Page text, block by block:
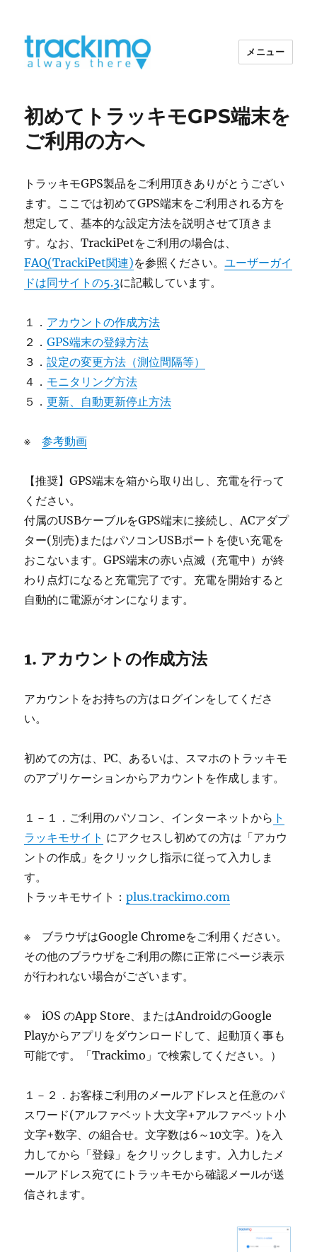
メニュー
初めてトラッキモGPS端末を
ご利用の方へ
トラッキモGPS製品をご利用頂きありがとうござい
ます。ここでは初めてGPS端末をご利用される方を
想定して、基本的な設定方法を説明させて頂きま
す。なお、TrackiPetをご利用の場合は、
FAQ(TrackiPet関連)を参照ください。ユーザーガイ
ドは同サイトの5.3に記載しています。
１． アカウントの作成方法
２．GPS端末の登録方法
３．設定の変更方法（測位間隔等）
４． モニタリング方法
５．更新、自動更新停止方法
※参考動画
【推奨】GPS端末を箱から取り出し、充電を行って
ください。
付属のUSBケーブルをGPS端末に接続し、ACアダプ
ター(別売)またはパソコンUSBポートを使い充電を
おこないます。GPS端末の赤い点滅（充電中）が終
わり点灯になると充電完了です。充電を開始すると
自動的に電源がオンになります。
1. アカウントの作成方法
アカウントをお持ちの方はログインをしてくださ
い。
初めての方は、PC、あるいは、スマホのトラッキモ
のアプリケーションからアカウントを作成します。
１－１．ご利用のパソコン、インターネットから ト
ラッキモサイト にアクセスし初めての方は「アカウ
ントの作成」をクリックし指示に従って入力しま
す。
トラッキモサイト：plus.trackimo.com
※ ブラウザはGoogle Chromeをご利用ください。
その他のブラウザをご利用の際に正常にページ表示
が行われない場合がございます。
※ iOS のApp Store、またはAndroidのGoogle
Playからアプリをダウンロードして、起動頂く事も
可能です。「Trackimo」で検索してください。）
１－２．お客様ご利用のメールアドレスと任意のパ
スワード(アルファベット大文字+アルファベット小
文字+数字、の組合せ。文字数は6～10文字。)を入
力してから「登録」をクリックします。入力したメ
ールアドレス宛てにトラッキモから確認メールが送
信されます。